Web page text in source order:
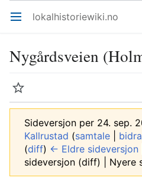
Åpne hovedmenyen lokalhistoriewiki.no
Nygårdsveien
Overvåk
Sideversjon per 24. sep.
Kallrustad (samtale
(diff) ← Eldre sideversjon
sideversjon (diff) | Nyere